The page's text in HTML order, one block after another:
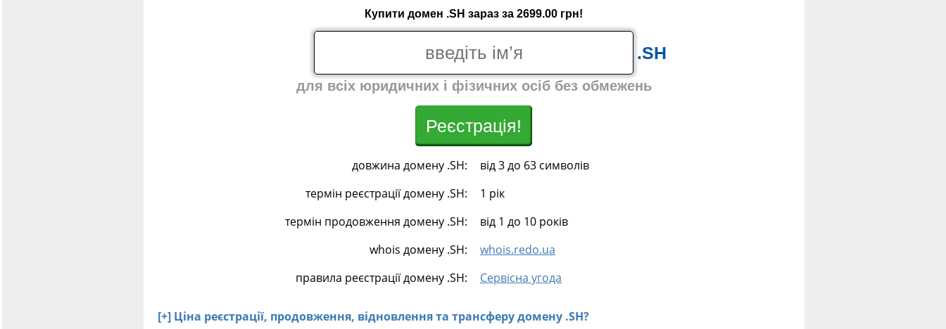
Купити домен .SH зараз за 2699.00 грн!
.SH
для всіх юридичних і фізичних осіб без обмежень
Реєстрація!
довжина домену .SH:
від 3 до 63 символів
термін реєстрації домену .SH:
1 рік
термін продовження домену .SH:
від 1 до 10 років
whois домену .SH:
whois.redo.ua
правила реєстрації домену .SH:
Сервісна угода
[+] Ціна реєстрації, продовження, відновлення та трансферу домену .SH?